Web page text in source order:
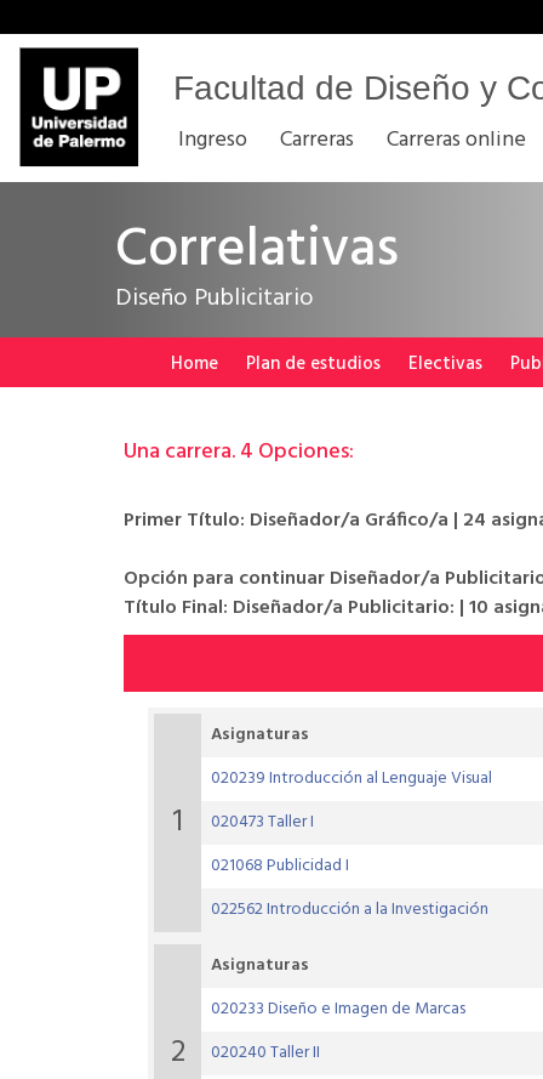
Facultad de Diseño y
Ingreso Carreras Carreras online
Correlativas
Diseño Publicitario
Home Plan de estudios Electivas
Una carrera. 4 Opciones:
Primer Título: Diseñador/a Gráfico/a | 24
Opción para continuar Diseñador/a
Título Final: Diseñador/a Publicitario: | 10
1
Asignaturas
020239 Introducción al Lenguaje Visual
020473 Taller I
021068 Publicidad I
022562 Introducción a la Investigación
2
Asignaturas
020233 Diseño e Imagen de Marcas
020240 Taller II